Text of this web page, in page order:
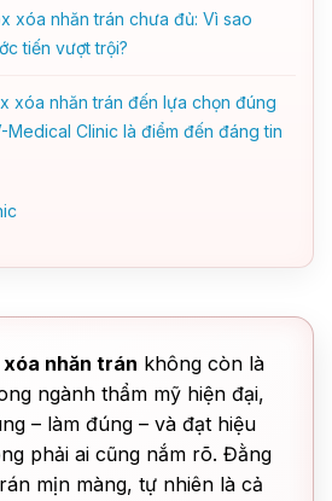
xóa nhăn trán chưa đủ: Vì sao
tiến vượt trội?
xóa nhăn trán đến lựa chọn đúng
Medical Clinic là điểm đến đáng tin
nhăn trán không còn là
ngành thẩm mỹ hiện đại,
– làm đúng – và đạt hiệu
phải ai cũng nắm rõ. Đằng
mịn màng, tự nhiên là cả